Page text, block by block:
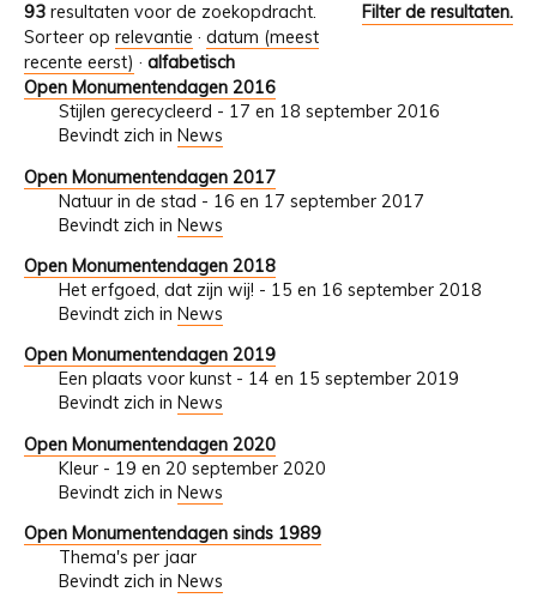
93 resultaten voor de zoekopdracht.
Filter de resultaten.
Sorteer op relevantie · datum (meest
recente eerst) · alfabetisch
Open Monumentendagen 2016
Stijlen gerecycleerd - 17 en 18 september 2016
Bevindt zich in News
Open Monumentendagen 2017
Natuur in de stad - 16 en 17 september 2017
Bevindt zich in News
Open Monumentendagen 2018
Het erfgoed, dat zijn wij! - 15 en 16 september 2018
Bevindt zich in News
Open Monumentendagen 2019
Een plaats voor kunst - 14 en 15 september 2019
Bevindt zich in News
Open Monumentendagen 2020
Kleur - 19 en 20 september 2020
Bevindt zich in News
Open Monumentendagen sinds 1989
Thema's per jaar
Bevindt zich in News